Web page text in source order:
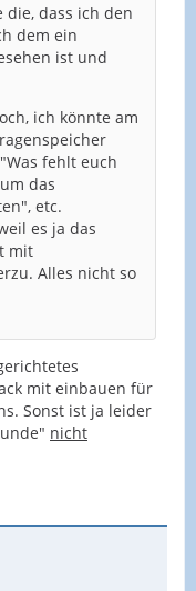
die, dass ich den
dem ein
ist und
ich könnte am
fehlt euch
das
etc.
es ja das
mit
Alles nicht so
mit einbauen für
Sonst ist ja leider
nicht